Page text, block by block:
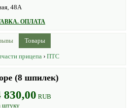
48А
ОПЛАТА
Товары
прицепа › ПТС
(8 шпилек)
830,00 RUB
штуку